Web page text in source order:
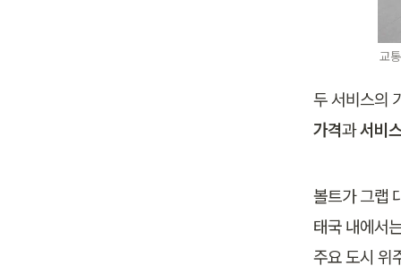
교
가격과 서비
볼트가 그랩
태국 내에서
주요 도시 위